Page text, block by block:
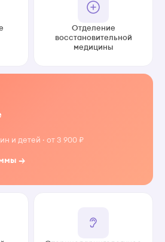
Отделение
восстановительной
медицины
и детей · от 3 900 ₽
→